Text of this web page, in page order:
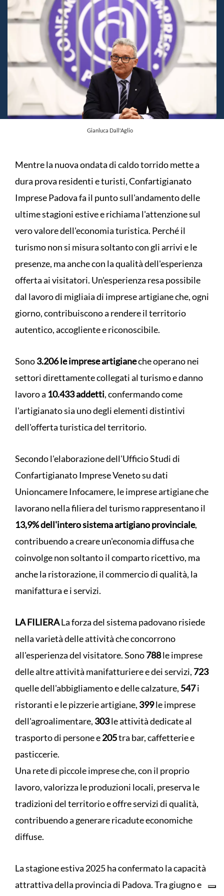
Gianluca Dall'Aglio
Mentre la nuova ondata di caldo torrido mette a
dura prova residenti e turisti, Confartigianato
Imprese Padova fa il punto sull'andamento delle
ultime stagioni estive e richiama l'attenzione sul
vero valore dell'economia turistica. Perché il
turismo non si misura soltanto con gli arrivi e le
presenze, ma anche con la qualità dell'esperienza
offerta ai visitatori. Un'esperienza resa possibile
dal lavoro di migliaia di imprese artigiane che, ogni
giorno, contribuiscono a rendere il territorio
autentico, accogliente e riconoscibile.
Sono3.206 le imprese artigianeche operano nei
settori direttamente collegati al turismo e danno
lavoro a 10.433 addetti, confermando come
l'artigianato sia uno degli elementi distintivi
dell'offerta turistica del territorio.
Secondo l'elaborazione dell'Ufficio Studi di
Confartigianato Imprese Veneto su dati
Unioncamere Infocamere, le imprese artigiane che
lavorano nella filiera del turismo rappresentano il
13,9% dell'intero sistema artigiano provinciale,
contribuendo a creare un'economia diffusa che
coinvolge non soltanto il comparto ricettivo, ma
anche la ristorazione, il commercio di qualità, la
manifattura e i servizi.
LA FILIERALa forza del sistema padovano risiede
nella varietà delle attività che concorrono
all'esperienza del visitatore. Sono788le imprese
delle altre attività manifatturiere e dei servizi, 723
quelle dell'abbigliamento e delle calzature, 547i
ristoranti e le pizzerie artigiane, 399le imprese
dell'agroalimentare, 303le attività dedicate al
trasporto di persone e205tra bar, caffetterie e
pasticcerie.
Una rete di piccole imprese che, con il proprio
lavoro, valorizza le produzioni locali, preserva le
tradizioni del territorio e offre servizi di qualità,
contribuendo a generare ricadute economiche
diffuse.
La stagione estiva 2025 ha confermato la capacità
attrattiva della provincia di Padova. Tra giugno e